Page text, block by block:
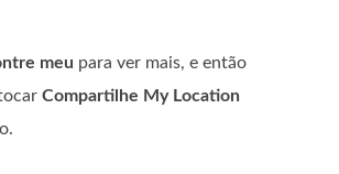
meu para ver mais, e então
Compartilhe My Location